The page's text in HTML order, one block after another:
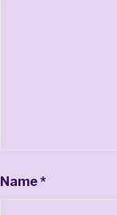
Name*